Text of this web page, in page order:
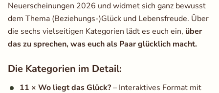
Neuerscheinungen 2026 und widmet sich ganz bewusst
dem Thema (Beziehungs-)Glück und Lebensfreude. Über
die sechs vielseitigen Kategorien lädt es euch ein, über
das zu sprechen, was euch als Paar glücklich macht.
Die Kategorien im Detail:
11 × Wo liegt das Glück?– Interaktives Format mit